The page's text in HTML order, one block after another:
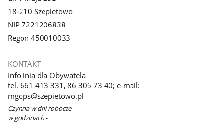
18-210 Szepietowo
NIP 7221206838
Regon 450010033
KONTAKT
Infolinia dla Obywatela
tel. 661 413 331, 86 306 73 40; e-mail:
mgops@szepietowo.pl
Czynna w dni robocze
w godzinach -